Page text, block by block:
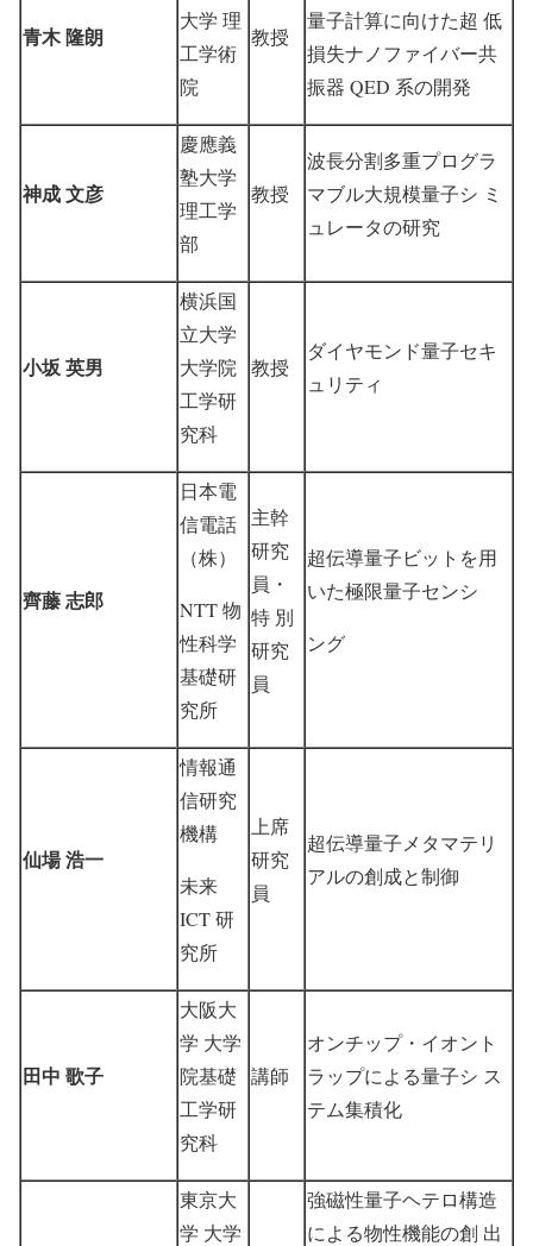
青木 隆朗
大学 理
工学術
院
教授
量子計算に向けた超 低
損失ナノファイバー共
振器 QED 系の開発
神成 文彦
慶應義
塾大学
理工学
部
教授
波長分割多重プログラ
マブル大規模量子シ ミ
ュレータの研究
小坂 英男
横浜国
立大学
大学院
工学研
究科
教授
ダイヤモンド量子セキ
ュリティ
齊藤 志郎
日本電
信電話
（株）
NTT 物
性科学
基礎研
究所
主幹
研究
員・
特 別
研究
員
超伝導量子ビットを用
いた極限量子センシ
ング
仙場 浩一
情報通
信研究
機構
未来
ICT 研
究所
上席
研究
員
超伝導量子メタマテリ
アルの創成と制御
田中 歌子
大阪大
学 大学
院基礎
工学研
究科
講師
オンチップ・イオント
ラップによる量子シ ス
テム集積化
東京大
学 大学
強磁性量子ヘテロ構造
による物性機能の創 出